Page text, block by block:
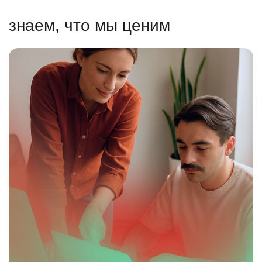
знаем, что мы ценим